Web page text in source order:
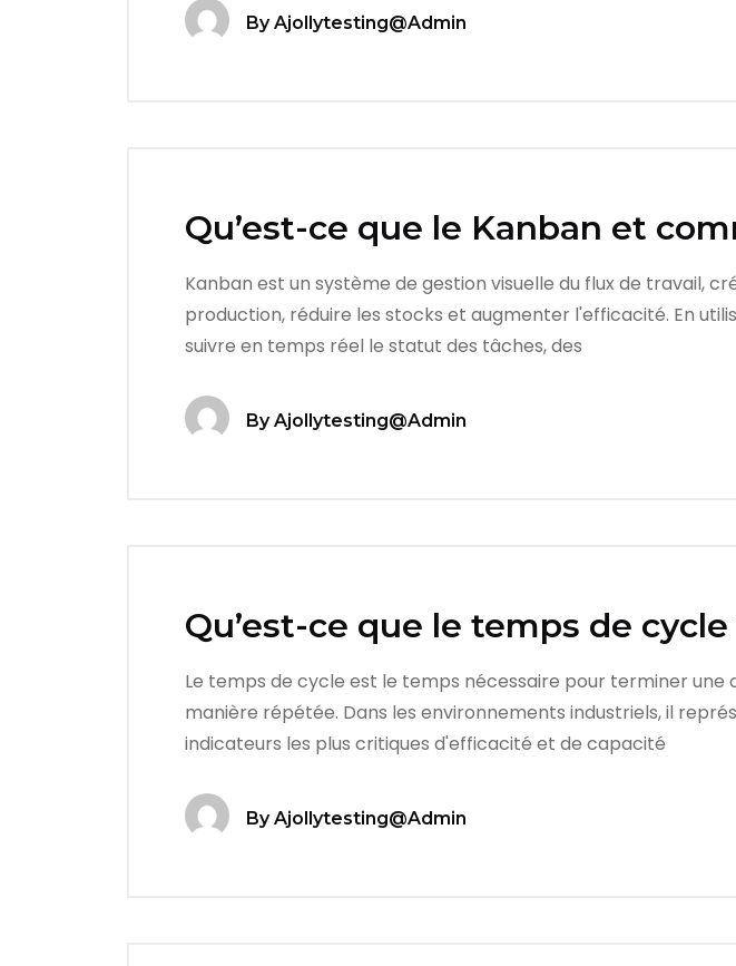
ByAjollytesting@admin
Qu’est-ce que le Kanban et
Kanban est un système de gestion visuelle du flux de travail,
production, réduire les stocks et augmenter l'efficacité. En
suivre en temps réel le statut des tâches, des
ByAjollytesting@admin
Qu’est-ce que le temps de cycle
Le temps de cycle est le temps nécessaire pour terminer
manière répétée. Dans les environnements industriels, il
indicateurs les plus critiques d'efficacité et de capacité
ByAjollytesting@admin